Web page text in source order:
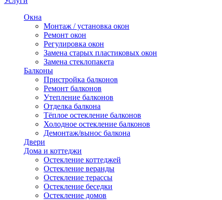
Окна
Монтаж / установка окон
Ремонт окон
Регулировка окон
Замена старых пластиковых окон
Замена стеклопакета
Балконы
Пристройка балконов
Ремонт балконов
Утепление балконов
Отделка балкона
Тёплое остекление балконов
Холодное остекление балконов
Демонтаж/вынос балкона
Двери
Дома и коттеджи
Остекление коттеджей
Остекление веранды
Остекление терассы
Остекление беседки
Остекление домов